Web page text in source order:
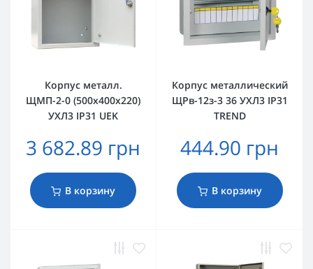
Корпус металл.
ЩМП-2-0 (500х400х220)
УХЛ3 IP31 UEK
3 682.89 грн
В корзину
Корпус металлический
ЩРв-12з-3 36 УХЛ3 IP31
TREND
444.90 грн
В корзину